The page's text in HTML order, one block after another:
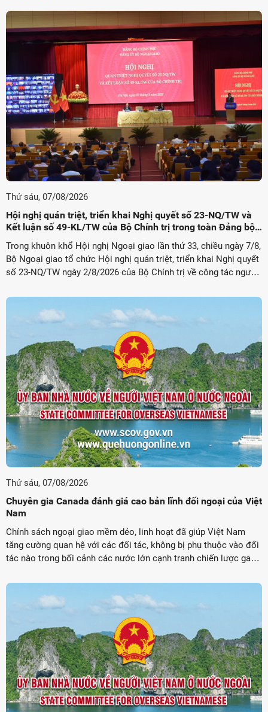
Thứ sáu, 07/08/2026
Hội nghị quán triệt, triển khai Nghị quyết số 23-NQ/TW và
Kết luận số 49-KL/TW của Bộ Chính trị trong toàn Đảng bộ
Trong khuôn khổ Hội nghị Ngoại giao lần thứ 33, chiều ngày 7/8,
Bộ Ngoại giao tổ chức Hội nghị quán triệt, triển khai Nghị quyết
số 23-NQ/TW ngày 2/8/2026 của Bộ Chính trị về công tác người
Thứ sáu, 07/08/2026
Chuyên gia Canada đánh giá cao bản lĩnh đối ngoại của Việt
Nam
Chính sách ngoại giao mềm dẻo, linh hoạt đã giúp Việt Nam
tăng cường quan hệ với các đối tác, không bị phụ thuộc vào đối
tác nào trong bối cảnh các nước lớn cạnh tranh chiến lược gay